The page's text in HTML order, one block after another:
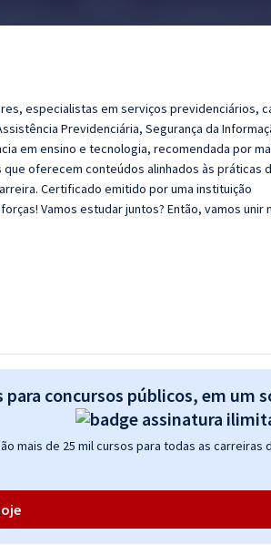
especialistas em serviços previdenciários,
Previdenciária, Segurança da
em ensino e tecnologia, recomendada por
oferecem conteúdos alinhados às práticas
Certificado emitido por uma instituição
Vamos estudar juntos? Então, vamos unir
concursos públicos, em um
mais de 25 mil cursos para todas as carreiras